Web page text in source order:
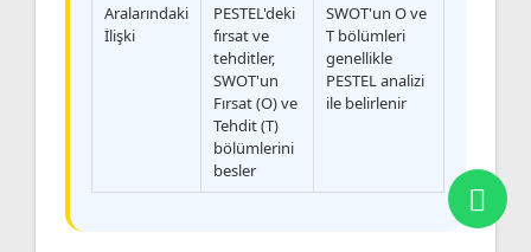
Aralarındaki
İlişki
PESTEL'deki
fırsat ve
tehditler,
SWOT'un
Fırsat (O) ve
Tehdit (T)
bölümlerini
besler
SWOT'un O ve
T bölümleri
genellikle
PESTEL analizi
ile belirlenir